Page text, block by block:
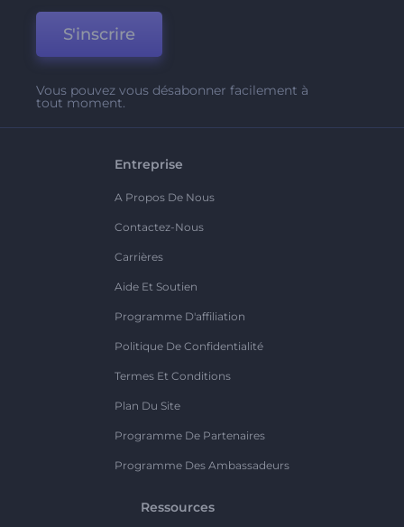
S'inscrire
Vous pouvez vous désabonner facilement à
tout moment.
Entreprise
A Propos De Nous
Contactez-Nous
Carrières
Aide Et Soutien
Programme D'affiliation
Politique De Confidentialité
Termes Et Conditions
Plan Du Site
Programme De Partenaires
Programme Des Ambassadeurs
Ressources